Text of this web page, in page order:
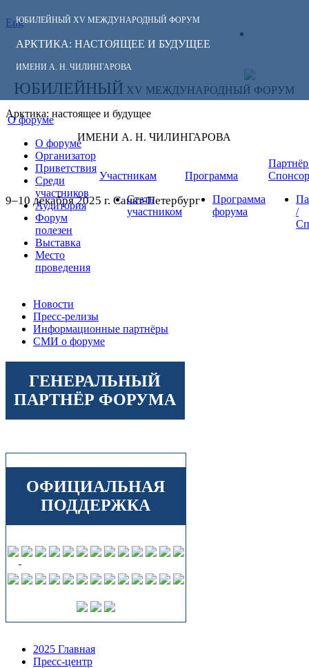
ЮБИЛЕЙНЫЙ XV МЕЖДУНАРОДНЫЙ ФОРУМ
АРКТИКА: НАСТОЯЩЕЕ И БУДУЩЕЕ
ИМЕНИ А. Н. ЧИЛИНГАРОВА
Eng
СЛЕДИТЕ ЗА
НОВОСТЯМИ
ФОРУМА:
ЮБИЛЕЙНЫЙ XV МЕЖДУНАРОДНЫЙ ФОРУМ
Арктика: настоящее и будущее
ИМЕНИ А. Н. ЧИЛИНГАРОВА
9–10 декабря 2025 г. Санкт-Петербург
О форуме
О форуме
Организатор
Приветствия
Среди
участников
Аудитория
Форум
полезен
Выставка
Место
проведения
Участникам
Стать
участником
Программа
Программа
форума
/
Новости
Пресс-релизы
Информационные партнёры
СМИ о форуме
ГЕНЕРАЛЬНЫЙ
ПАРТНЁР ФОРУМА
ОФИЦИАЛЬНАЯ
ПОДДЕРЖКА
2025 Главная
Пресс-центр